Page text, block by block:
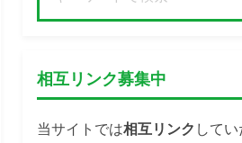
相互リンク募集中
当サイトでは相互リンク して